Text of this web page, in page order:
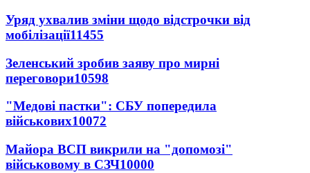
Уряд ухвалив зміни щодо відстрочки від
мобілізації11455
Зеленський зробив заяву про мирні
переговори10598
"Медові пастки": СБУ попередила
військових10072
Майора ВСП викрили на "допомозі"
військовому в СЗЧ10000